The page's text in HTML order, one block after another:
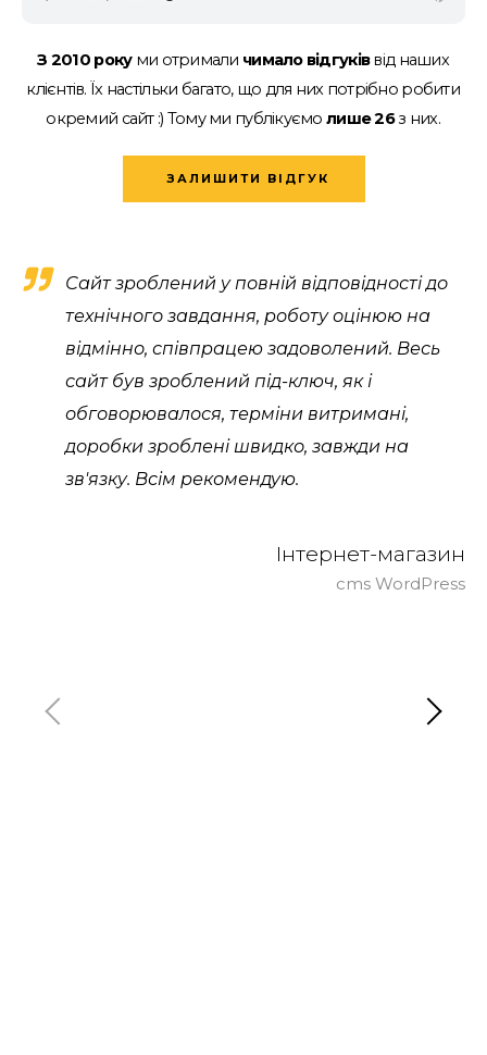
З 2010 рокуми отримали чимало відгуківвід наших
клієнтів. Їх настільки багато, що для них потрібно робити
окремий сайт :) Тому ми публікуємолише 26з них.
ЗАЛИШИТИ ВІДГУК
Сайт зроблений у повній відповідності до
технічного завдання, роботу оцінюю на
відмінно, співпрацею задоволений. Весь
сайт був зроблений під-ключ, як і
обговорювалося, терміни витримані,
доробки зроблені швидко, завжди на
зв'язку. Всім рекомендую.
Інтернет-магазин
cms WordPress